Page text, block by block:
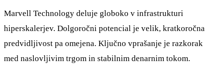
Marvell Technology deluje globoko v infrastrukturi
hiperskalerjev. Dolgoročni potencial je velik, kratkoročna
predvidljivost pa omejena. Ključno vprašanje je razkorak
med naslovljivim trgom in stabilnim denarnim tokom.